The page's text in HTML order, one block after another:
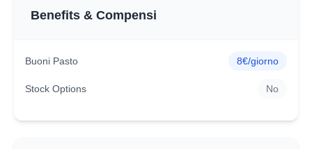
Benefits & Compensi
Buoni Pasto 8€/giorno
Stock Options No